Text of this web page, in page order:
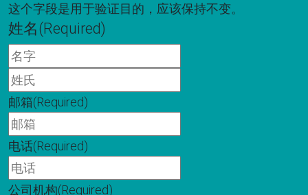
这个字段是用于验证目的，应该保持不变。
姓名(Required)
邮箱(Required)
电话(Required)
公司机构(Required)